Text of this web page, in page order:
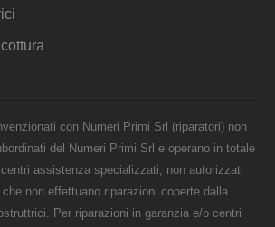
con Numeri Primi Srl (riparatori) non
del Numeri Primi Srl e operano in totale
assistenza specializzati, non autorizzati
non effettuano riparazioni coperte dalla
Per riparazioni in garanzia e/o centri